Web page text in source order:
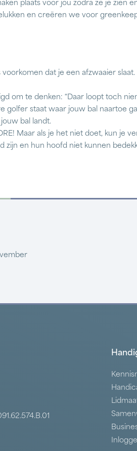
plaats voor jou zodra ze je zien
en creëren we voor
voorkomen dat je een afzwaaier
om te denken: “Daar loopt toch
golfer staat waar jouw bal naartoe
bal landt.
Maar als je het niet doet, kun je
en hun hoofd niet kunnen